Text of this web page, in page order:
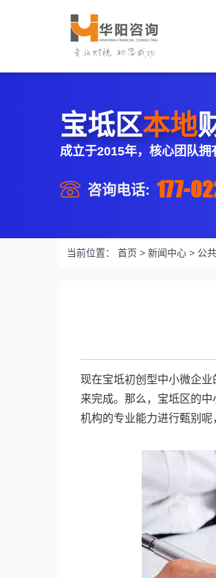
宝坻区本地
成立于2015年，核心团队
咨询电话: 177-
当前位置： 首页 > 新闻中心 > 公
现在宝坻初创型中小微企
来完成。那么，宝坻区的
机构的专业能力进行甄别呢